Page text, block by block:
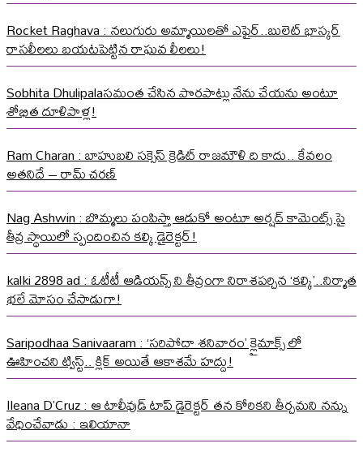
Rocket Raghava : నలుగురు అమ్మాయిలతో ఎఫైర్..బులెట్ భాస్కర్
రాసలీలలు బయటపెట్టిన రాఘవ లీలలు!
Sobhita Dhulipalaసమంత చేసిన పొరపాట్లు నేను చేయను అంటూ
శోభిత దూళిపాళ్ల!
Ram Charan : బాహుబలి సక్సెస్ క్రెడిట్ రాజమౌళి ది కాదు.. కేవలం
అతనిదే – రామ్ చరణ్
Nag Ashwin : బొమ్మలు పంపిస్తా ఆడుకో అంటూ అర్షద్ కామెంట్స్ పై
తీవ్ర స్థాయిలో స్పందించిన కల్కి డైరెక్టర్!
kalki 2898 ad : ఓటీటీ ఆడియన్స్ ని తీవ్రంగా నిరాశపర్చిన ‘కల్కి’..నిర్మాత
భలే మోసం చేసాడుగా!
Saripodhaa Sanivaaram : ‘సరిపోదా శనివారం’ క్లైమాక్స్ లో
ఊహించని ట్విస్ట్.. క్లిక్ అయితే ఆకాశమే హద్దు!
Ileana D’Cruz : ఆ టాలీవుడ్ టాప్ డైరెక్టర్ తన కోరికని తీర్చమని నన్ను
వేధించేవాడు : ఇలియానా